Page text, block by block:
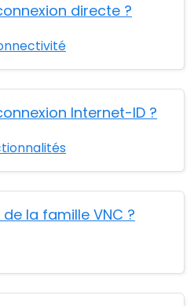
directe ?
Internet-ID ?
la famille VNC ?